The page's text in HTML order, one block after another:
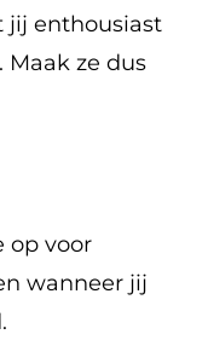
jij enthousiast
ze dus
op voor
wanneer jij